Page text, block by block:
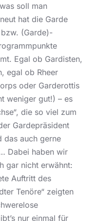
soll man
hat die Garde
(Garde)-
Egal ob Gardisten,
egal ob Rheer
oder Garderottis
weniger gut!) – es
die so viel zum
Gardepräsident
das auch gerne
Dabei haben wir
gar nicht erwähnt:
Auftritt des
Tenöre“ zeigten
nur einmal für